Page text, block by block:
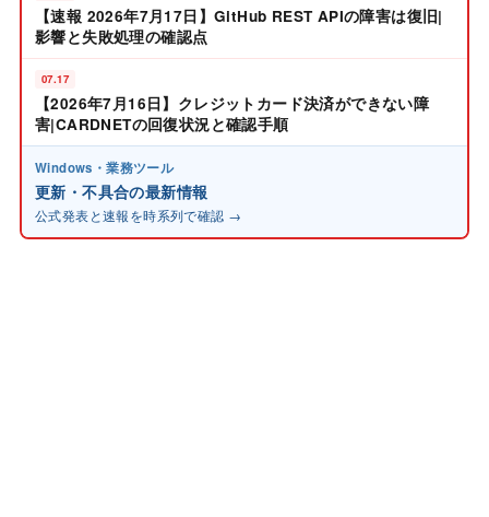
【速報 2026年7月17日】GitHub REST APIの障害は復旧|
影響と失敗処理の確認点
07.17
【2026年7月16日】クレジットカード決済ができない障
害|CARDNETの回復状況と確認手順
Windows・業務ツール
更新・不具合の最新情報
公式発表と速報を時系列で確認 →